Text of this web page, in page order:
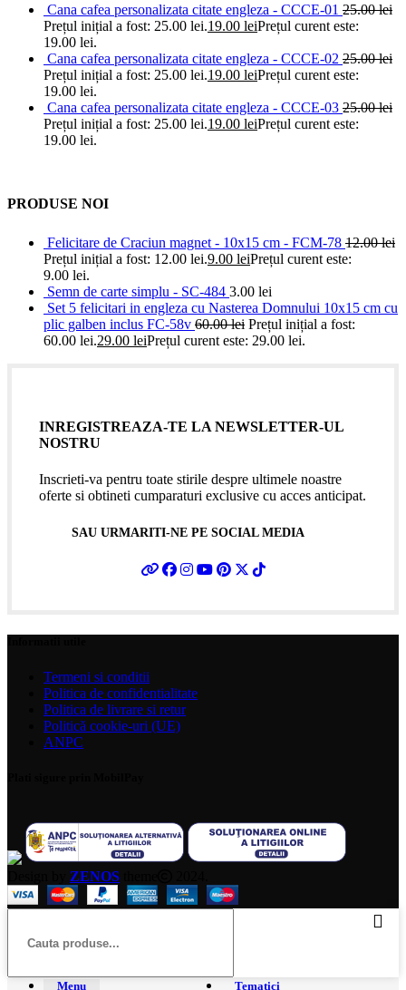
Cana cafea personalizata citate engleza - CCCE-01 25.00lei
Prețul inițial a fost: 25.00 lei.19.00 leiPrețul curent este:
19.00 lei.
Cana cafea personalizata citate engleza - CCCE-02 25.00lei
Prețul inițial a fost: 25.00 lei.19.00 leiPrețul curent este:
19.00 lei.
Cana cafea personalizata citate engleza - CCCE-03 25.00lei
Prețul inițial a fost: 25.00 lei.19.00 leiPrețul curent este:
19.00 lei.
PRODUSE NOI
Felicitare de Craciun magnet - 10x15 cm - FCM-78 12.00lei
Prețul inițial a fost: 12.00 lei.9.00 leiPrețul curent este:
9.00 lei.
Semn de carte simplu - SC-484 3.00 lei
Set 5 felicitari in engleza cu Nasterea Domnului 10x15 cm cu
plic galben inclus FC-58v 60.00lei Prețul inițial a fost:
60.00 lei.29.00 leiPrețul curent este: 29.00 lei.
INREGISTREAZA-TE LA NEWSLETTER-UL
NOSTRU
Inscrieti-va pentru toate stirile despre ultimele noastre
oferte si obtineti cumparaturi exclusive cu acces anticipat.
SAU URMARITI-NE PE SOCIAL MEDIA
Termeni si conditii
Politica de confidentialitate
Politica de livrare si retur
Politică cookie-uri (UE)
ANPC
ZENOS
Menu Tematici